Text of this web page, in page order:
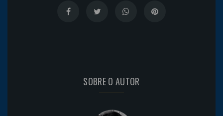
SOBRE O AUTOR